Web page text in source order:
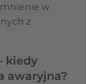
w
z
kiedy
awaryjna?